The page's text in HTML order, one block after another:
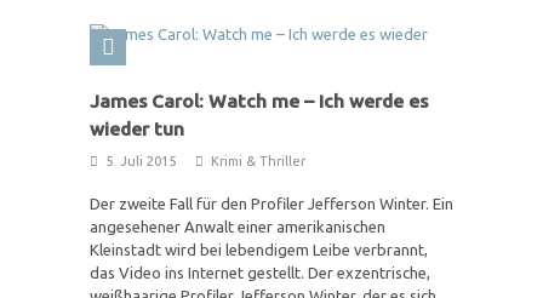
James Carol: Watch me – Ich werde es
wieder tun
5. Juli 2015 Krimi & Thriller
Der zweite Fall für den Profiler Jefferson Winter. Ein
angesehener Anwalt einer amerikanischen
Kleinstadt wird bei lebendigem Leibe verbrannt,
das Video ins Internet gestellt. Der exzentrische,